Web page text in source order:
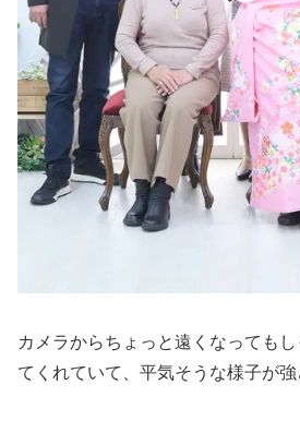
カメラからちょっと遠くなっても
てくれていて、平気そうな様子が強